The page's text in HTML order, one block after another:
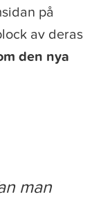
på
av deras
den nya
man